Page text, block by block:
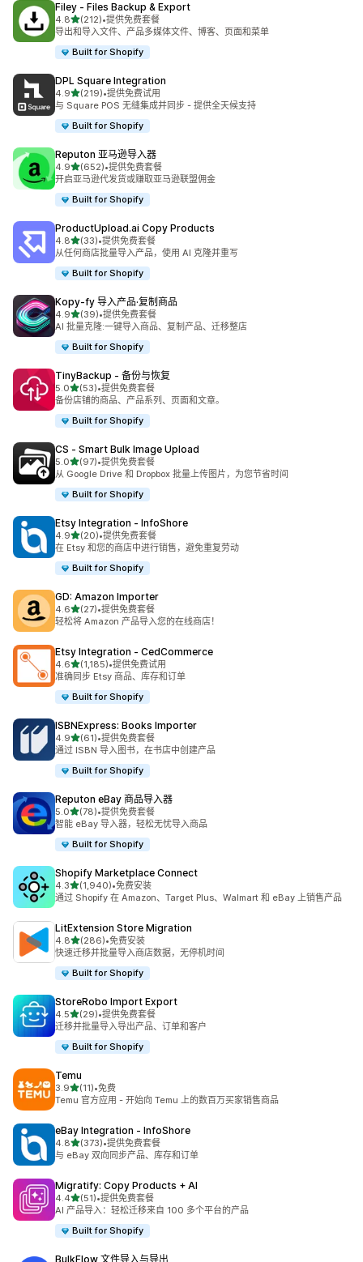
Filey ‑ Files Backup & Export
4.8星（满分 5 星）
(212)
总共 212 条评论
•提供免费套餐
导出和导入文件、产品多媒体文件、博客、页面和菜单
Built for Shopify
DPL Square Integration
4.9星（满分 5 星）
(219)
总共 219 条评论
•提供免费试用
与 Square POS 无缝集成并同步 - 提供全天候支持
Built for Shopify
Reputon 亚马逊导入器
4.9星（满分 5 星）
(652)
总共 652 条评论
•提供免费套餐
开启亚马逊代发货或赚取亚马逊联盟佣金
Built for Shopify
ProductUpload.ai Copy Products
4.8星（满分 5 星）
(33)
总共 33 条评论
•提供免费套餐
从任何商店批量导入产品，使用 AI 克隆并重写
Built for Shopify
Kopy‑fy 导入产品·复制商品
4.9星（满分 5 星）
(39)
总共 39 条评论
•提供免费套餐
AI 批量克隆:一键导入商品、复制产品、迁移整店
Built for Shopify
TinyBackup ‑ 备份与恢复
5.0星（满分 5 星）
(53)
总共 53 条评论
•提供免费套餐
备份店铺的商品、产品系列、页面和文章。
Built for Shopify
CS ‑ Smart Bulk Image Upload
5.0星（满分 5 星）
(97)
总共 97 条评论
•提供免费套餐
从 Google Drive 和 Dropbox 批量上传图片，为您节省时间
Built for Shopify
Etsy Integration ‑ InfoShore
4.9星（满分 5 星）
(20)
总共 20 条评论
•提供免费套餐
在 Etsy 和您的商店中进行销售，避免重复劳动
Built for Shopify
GD: Amazon Importer
4.6星（满分 5 星）
(27)
总共 27 条评论
•提供免费套餐
轻松将 Amazon 产品导入您的在线商店！
Etsy Integration ‑ CedCommerce
4.6星（满分 5 星）
(1,185)
总共 1185 条评论
•提供免费试用
准确同步 Etsy 商品、库存和订单
Built for Shopify
ISBNExpress: Books Importer
4.9星（满分 5 星）
(61)
总共 61 条评论
•提供免费套餐
通过 ISBN 导入图书，在书店中创建产品
Built for Shopify
Reputon eBay 商品导入器
5.0星（满分 5 星）
(78)
总共 78 条评论
•提供免费套餐
智能 eBay 导入器，轻松无忧导入商品
Built for Shopify
Shopify Marketplace Connect
4.3星（满分 5 星）
(1,940)
总共 1940 条评论
•免费安装
通过 Shopify 在 Amazon、Target Plus、Walmart 和 eBay 上销售产品
LitExtension Store Migration
4.8星（满分 5 星）
(286)
总共 286 条评论
•免费安装
快速迁移并批量导入商店数据，无停机时间
Built for Shopify
StoreRobo Import Export
4.5星（满分 5 星）
(29)
总共 29 条评论
•提供免费套餐
迁移并批量导入导出产品、订单和客户
Built for Shopify
Temu
3.9星（满分 5 星）
(11)
总共 11 条评论
•免费
Temu 官方应用 - 开始向 Temu 上的数百万买家销售商品
eBay Integration ‑ InfoShore
4.8星（满分 5 星）
(373)
总共 373 条评论
•提供免费套餐
与 eBay 双向同步产品、库存和订单
Migratify: Copy Products + AI
4.4星（满分 5 星）
(51)
总共 51 条评论
•提供免费套餐
AI 产品导入：轻松迁移来自 100 多个平台的产品
Built for Shopify
BulkFlow 文件导入与导出